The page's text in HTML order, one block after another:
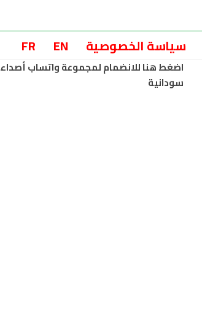
سياسة الخصوصية EN
FR
اضغط هنا للانضمام لمجموعة واتساب أصداء
سودانية